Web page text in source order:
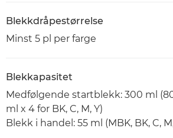
Blekkdråpestørrelse
Minst 5 pl per farge
Blekkapasitet
Medfølgende startblekk: 300 ml
ml x 4 for BK, C, M, Y)
Blekk i handel: 55 ml (MBK, BK, C,